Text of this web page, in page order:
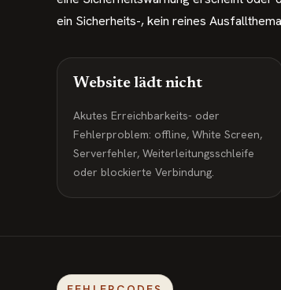
ein Sicherheits-, kein reines
Website lädt nicht
Akutes Erreichbarkeits- oder
Fehlerproblem: offline, White Screen,
Serverfehler, Weiterleitungsschleife
oder blockierte Verbindung.